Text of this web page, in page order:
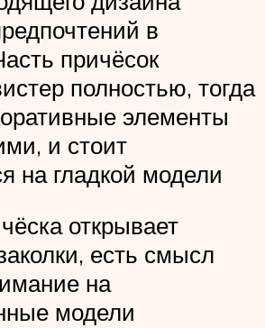
в
причёсок
полностью, тогда
элементы
и стоит
на гладкой модели
открывает
есть смысл
на
модели